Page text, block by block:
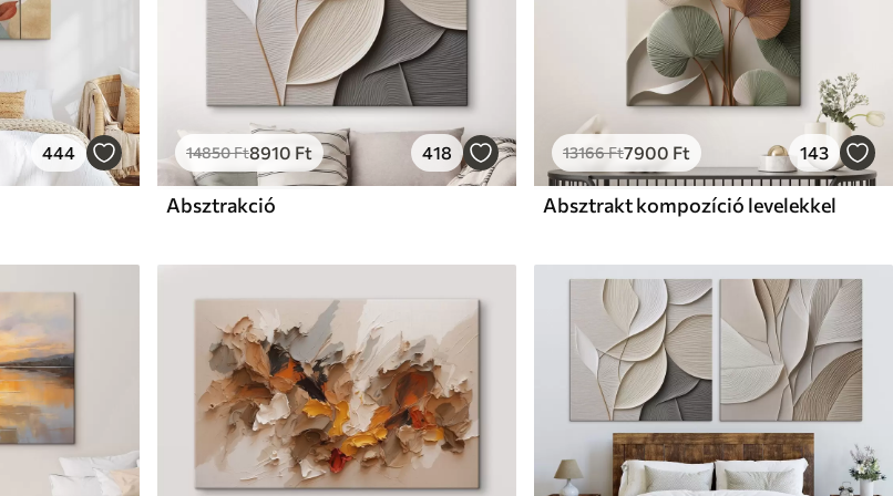
444 14850Ft8910 Ft 418
Absztrakció
13166Ft7900 Ft 143
Absztrakt kompozíció levelekkel